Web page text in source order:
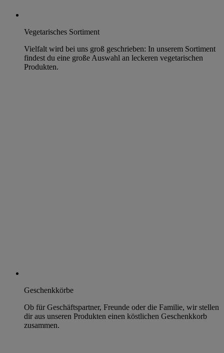
Vegetarisches Sortiment
Vielfalt wird bei uns groß geschrieben: In unserem Sortiment
findest du eine große Auswahl an leckeren vegetarischen
Produkten.
Geschenkkörbe
Ob für Geschäftspartner, Freunde oder die Familie, wir stellen
dir aus unseren Produkten einen köstlichen Geschenkkorb
zusammen.